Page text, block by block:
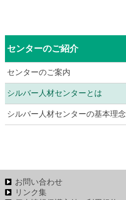
センターのご紹介
センターのご案内
シルバー人材センターとは
シルバー人材センターの基本理念
お問い合わせ
リンク集